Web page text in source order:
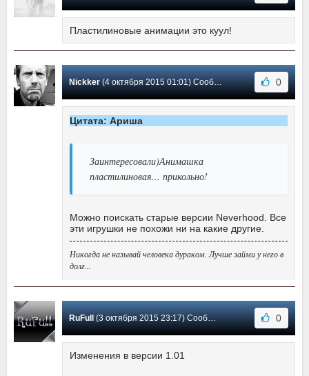
Пластилиновые анимации это куул!
Nickker(4 октября 2015 01:01) Сообщение #10 0
Цитата: Ариша
Заинтересовали)Анимашка
пластилиновая... прикольно!
Можно поискать старые версии Neverhood. Все
эти игрушки не похожи ни на какие другие.
Никогда не называй человека дураком. Лучше займи у него в
долг...
RuFull (3 октября 2015 23:17) Сообщение #9 0
Изменения в версии 1.01